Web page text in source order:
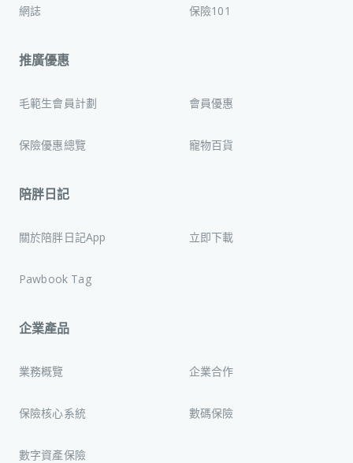
網誌 保險101
推廣優惠
毛範生會員計劃 會員優惠
保險優惠總覽 寵物百貨
陪胖日記
關於陪胖日記App 立即下載
Pawbook Tag
企業產品
業務概覽 企業合作
保險核心系統 數碼保險
數字資產保險